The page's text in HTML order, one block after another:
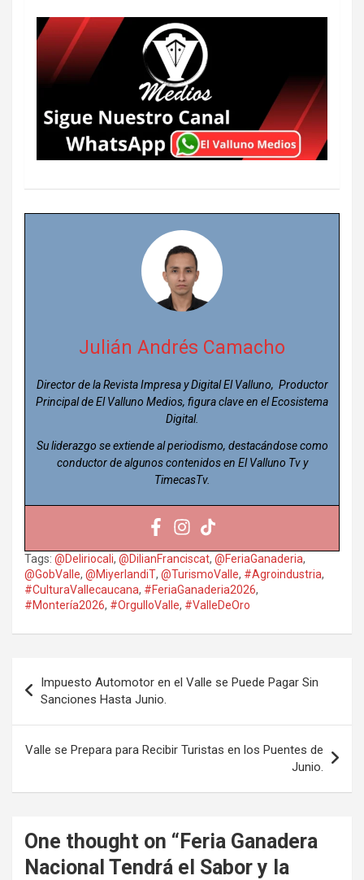
Julián Andrés Camacho
Director de la Revista Impresa y Digital El Valluno, Productor
Principal de El Valluno Medios, figura clave en el Ecosistema
Digital.
Su liderazgo se extiende al periodismo, destacándose como
conductor de algunos contenidos en El Valluno Tv y
TimecasTv.
Tags: @Deliriocali, @DilianFranciscat, @FeriaGanaderia,
@GobValle, @MiyerlandiT, @TurismoValle, #Agroindustria,
#CulturaVallecaucana, #FeriaGanaderia2026,
#Montería2026, #OrgulloValle, #ValleDeOro
de
entradas
Impuesto Automotor en el Valle se Puede Pagar Sin
Sanciones Hasta Junio.
Valle se Prepara para Recibir Turistas en los Puentes de
Junio.
One thought on “ Feria Ganadera
Nacional Tendrá el Sabor y la